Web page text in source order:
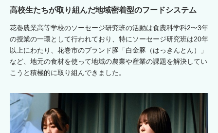
高校生たちが取り組んだ地域密着型のフードシステム
花巻農業高等学校のソーセージ研究班の活動は食農科学科2〜3年
の授業の一環として行われており、特にソーセージ研究班は20年
以上にわたり、花巻市のブランド豚「白金豚（はっきんとん）」
など、地元の食材を使って地域の農業や産業の課題を解決してい
こうと積極的に取り組んできました。